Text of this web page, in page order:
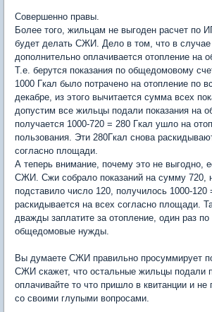
Совершенно правы.
Более того, жильцам не выгоден расчет по
будет делать СЖИ. Дело в том, что в
дополнительно оплачивается отопление на
Т.е. берутся показания по общедомовому
1000 Гкал было потрачено на отопление по
декабре, из этого вычитается сумма всех
допустим все жильцы подали показания на
получается 1000-720 = 280 Гкал ушло на
пользования. Эти 280Гкал снова
согласно площади.
А теперь внимание, почему это не выгодно,
СЖИ. Сжи собрало показаний на сумму 720,
подставило число 120, получилось 1000-120
раскидывается на всех согласно площади.
дважды заплатите за отопление, один раз
общедомовые нужды.
Вы думаете СЖИ правильно просуммирует
СЖИ скажет, что остальные жильцы подали
оплачивайте то что пришло в квитанции и не
со своими глупыми вопросами.